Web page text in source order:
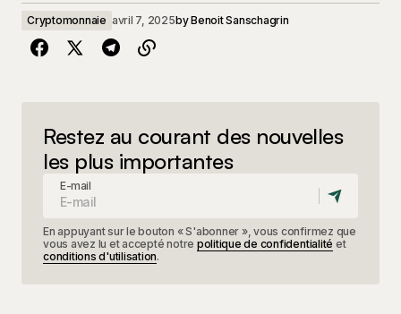
Cryptomonnaie avril 7, 2025byBenoit Sanschagrin
Restez au courant des nouvelles
les plus importantes
E-mail
En appuyant sur le bouton « S'abonner », vous confirmez que
vous avez lu et accepté notre politique de confidentialité et
conditions d'utilisation.